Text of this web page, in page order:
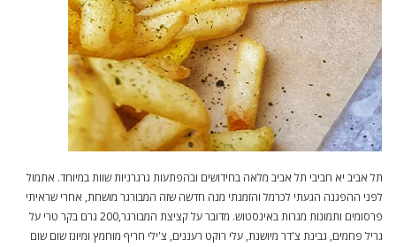
תל אביב יא חביבי תל אביב מלאה בחידושים ובהפתעות גרגרניות שוות במיוחד. אתמול
לפני ההפגנה הגעתי לכרמל והזמנתי מנה חדשה שזה המבורגר מושחת, אחרי שראיתי
פרסומים ותמונות מגרות באינסטוש. מדובר על קציצת המבורגר,200 גרם בקר טרי על
גריל פחמים, גבינת צ'דר מיושנת, עלי רוקט רעננים, צ'ילי חריף מוחמץ ומיונז שום שום